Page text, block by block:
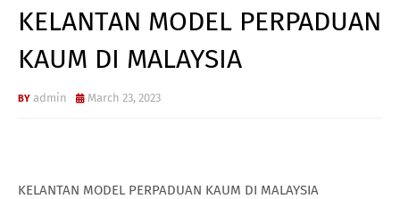
KELANTAN MODEL PERPADUAN
KAUM DI MALAYSIA
admin March 23, 2023
KELANTAN MODEL PERPADUAN KAUM DI MALAYSIA